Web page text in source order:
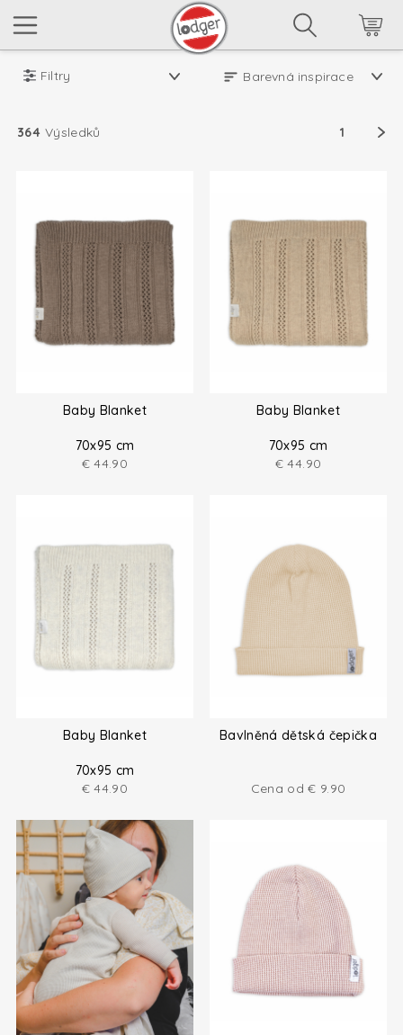
Filtry
364 Výsledků 1
Baby Blanket
70x95 cm
€ 44.90
Baby Blanket
70x95 cm
€ 44.90
Baby Blanket
70x95 cm
€ 44.90
Bavlněná dětská čepička
Cena od€ 9.90